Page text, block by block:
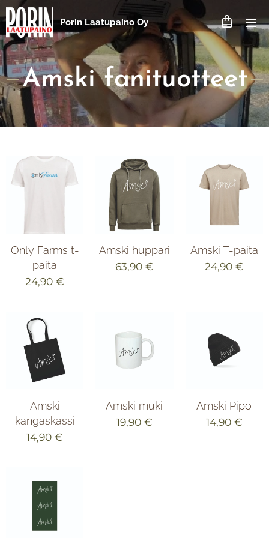
Porin Laatupaino Oy
Amski fanituotteet
Only Farms t-
paita
24,90 €
Amski huppari
63,90€
Amski T-paita
24,90€
Amski
kangaskassi
14,90 €
Amski muki
19,90€
Amski Pipo
14,90€